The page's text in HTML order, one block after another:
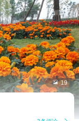
 19